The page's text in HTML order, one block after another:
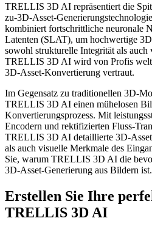
TRELLIS 3D AI repräsentiert die
zu-3D-Asset-
kombiniert fortschrittliche neuronale
Latenten (SLAT), um hochwertige
sowohl strukturelle Integrität als auch
TRELLIS 3D AI wird von Profis
3D-Asset-Konvertierung vertraut.
Im Gegensatz zu traditionellen 3D-
TRELLIS 3D AI einen mühelosen
Konvertierungsprozess. Mit
Encodern und rektifizierten Fluss-
TRELLIS 3D AI detaillierte 3D-
als auch visuelle Merkmale des
Sie, warum TRELLIS 3D AI die
3D-Asset-Generierung aus Bildern ist.
Erstellen Sie Ihre
TRELLIS 3D AI